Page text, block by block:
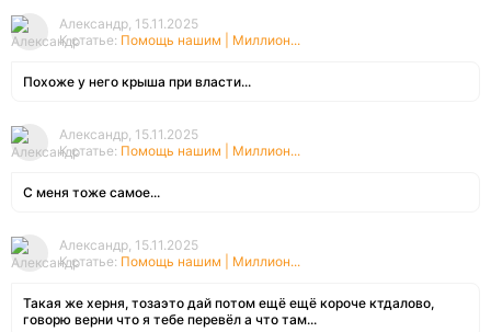
Александр, 15.11.2025
К статье: Помощь нашим | Миллион...
Похоже у него крыша при власти...
Александр, 15.11.2025
К статье: Помощь нашим | Миллион...
С меня тоже самое...
Александр, 15.11.2025
К статье: Помощь нашим | Миллион...
Такая же херня, тозаэто дай потом ещё ещё короче ктдалово,
говорю верни что я тебе перевёл а что там...